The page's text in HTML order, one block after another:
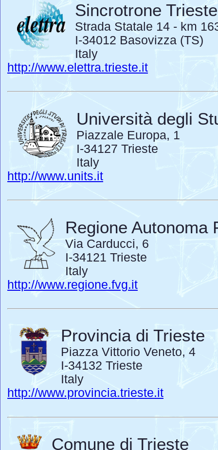
Sincrotrone
Strada Statale 14 - km
I-34012 Basovizza (TS)
Italy
http://www.elettra.trieste.it
Università degli
Piazzale Europa, 1
I-34127 Trieste
Italy
http://www.units.it
Regione Autonoma
Via Carducci, 6
I-34121 Trieste
Italy
http://www.regione.fvg.it
Provincia di Trieste
Piazza Vittorio Veneto, 4
I-34132 Trieste
Italy
http://www.provincia.trieste.it
Comune di Trieste